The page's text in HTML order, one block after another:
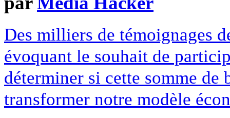
Des milliers de témoignages
évoquant le souhait de
déterminer si cette somme
transformer notre modèle